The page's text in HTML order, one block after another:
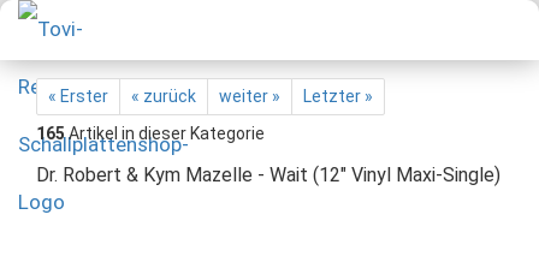
« Erster « zurück weiter »
Letzter »
165Artikel in dieser Kategorie
Dr. Robert & Kym Mazelle - Wait (12" Vinyl Maxi-Single)